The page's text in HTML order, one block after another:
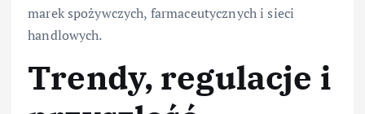
marek spożywczych, farmaceutycznych i sieci
handlowych.
Trendy, regulacje i